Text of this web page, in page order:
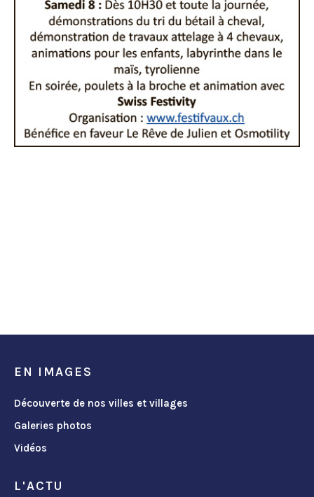
EN IMAGES
Découverte de nos villes et villages
Galeries photos
Vidéos
L'ACTU